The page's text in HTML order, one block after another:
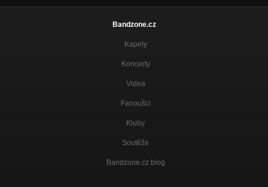
Bandzone.cz
Kapely
Koncerty
Videa
Fanoušci
Kluby
Soutěže
Bandzone.cz blog